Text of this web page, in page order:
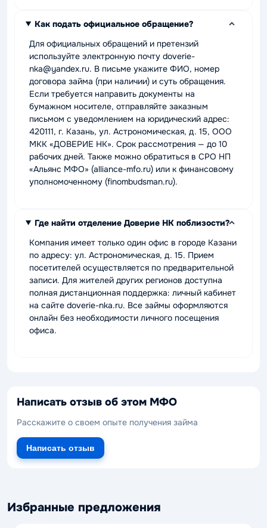
Как подать официальное обращение?
Для официальных обращений и претензий
используйте электронную почту doverie-
nka@yandex.ru. В письме укажите ФИО, номер
договора займа (при наличии) и суть обращения.
Если требуется направить документы на
бумажном носителе, отправляйте заказным
письмом с уведомлением на юридический адрес:
420111, г. Казань, ул. Астрономическая, д. 15, ООО
МКК «ДОВЕРИЕ НК». Срок рассмотрения — до 10
рабочих дней. Также можно обратиться в СРО НП
«Альянс МФО» (alliance-mfo.ru) или к финансовому
уполномоченному (finombudsman.ru).
Где найти отделение Доверие НК поблизости?
Компания имеет только один офис в городе Казани
по адресу: ул. Астрономическая, д. 15. Прием
посетителей осуществляется по предварительной
записи. Для жителей других регионов доступна
полная дистанционная поддержка: личный кабинет
на сайте doverie-nka.ru. Все займы оформляются
онлайн без необходимости личного посещения
офиса.
Написать отзыв об этом МФО
Расскажите о своем опыте получения займа
Написать отзыв
Избранные предложения